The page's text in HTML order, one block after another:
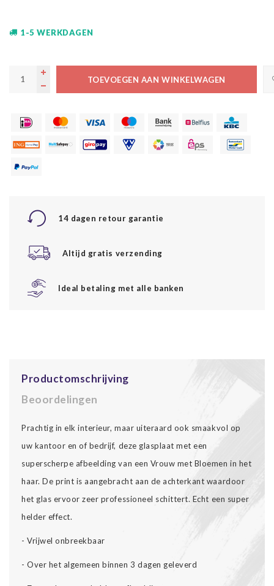
1-5 WERKDAGEN
TOEVOEGEN AAN WINKELWAGEN
14 dagen retour garantie
Altijd gratis verzending
Ideal betaling met alle banken
Productomschrijving
Beoordelingen
Prachtig in elk interieur, maar uiteraard ook smaakvol op
uw kantoor en of bedrijf, deze glasplaat met een
superscherpe afbeelding van een Vrouw met Bloemen in het
haar. De print is aangebracht aan de achterkant waardoor
het glas ervoor zeer professioneel schittert. Echt een super
helder effect.
- Vrijwel onbreekbaar
- Over het algemeen binnen 3 dagen geleverd